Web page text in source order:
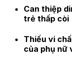
Can thiệp
trẻ thấp còi
Thiếu vi
của phụ nữ